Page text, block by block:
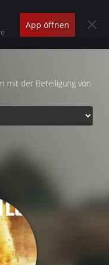
App öffnen
mit der Beteiligung von